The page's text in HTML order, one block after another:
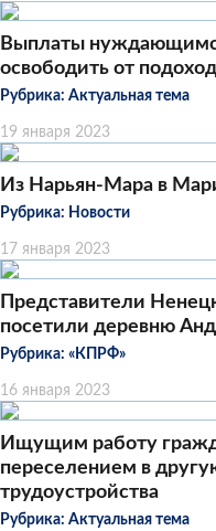
Выплаты
освободить от
Рубрика: Актуальная тема
19 января 2023
Из Нарьян-Мара в
Рубрика: Новости
17 января 2023
Представители
посетили деревню
Рубрика: «КПРФ»
16 января 2023
Ищущим работу
переселением в
трудоустройства
Рубрика: Актуальная тема